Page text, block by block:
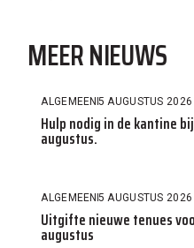
MEER NIEUWS
ALGEMEEN 5 AUGUSTUS 2026
Hulp nodig in de kantine
augustus.
ALGEMEEN 5 AUGUSTUS 2026
Uitgifte nieuwe tenues
augustus